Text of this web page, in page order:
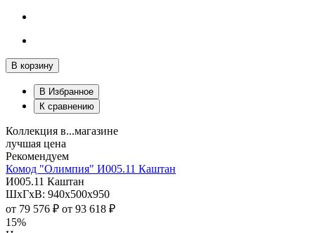
В корзину
В Избранное
К сравнению
Коллекция в...магазине
лучшая цена
Рекомендуем
Комод "Олимпия" И005.11 Каштан
И005.11 Каштан
ШхГхВ: 940х500х950
от 79 576 ₽ от 93 618 ₽
15%